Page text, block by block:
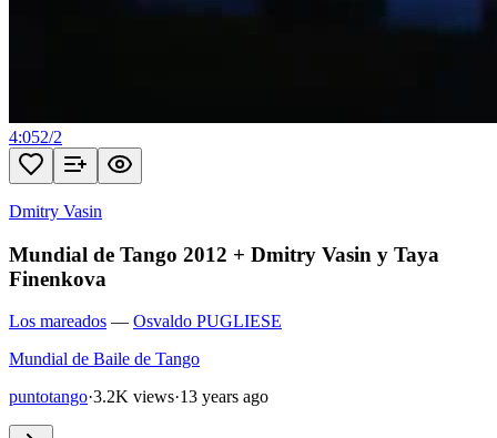
4:052/2
Dmitry Vasin
Mundial de Tango 2012 + Dmitry Vasin y Taya
Finenkova
Los mareados — Osvaldo PUGLIESE
Mundial de Baile de Tango
puntotango·3.2K views·13 years ago